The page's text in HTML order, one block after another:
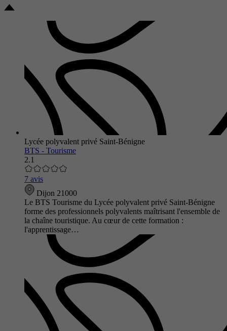
Lycée polyvalent privé Saint-Bénigne
BTS - Tourisme
2.1
7 avis
Dijon 21000
Le BTS Tourisme du Lycée polyvalent privé Saint-Bénigne
forme des professionnels polyvalents maîtrisant l'ensemble de
la chaîne touristique. Au cœur de cette formation :
l'apprentissage…